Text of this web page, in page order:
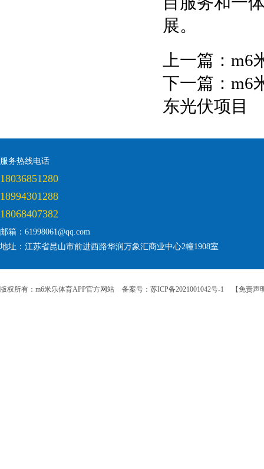
展。
上一篇： m6
下一篇： m6
东光伏项目
服务热线电话
18036851280
18994301288
18068407382
邮箱：61998061@qq.com
地址：江苏省昆山市前进西路华润万象汇商业中心2幢1908室
版权所有：m6米乐体育APP官方网站 备案号：苏ICP备2021001042号-1 【免责声